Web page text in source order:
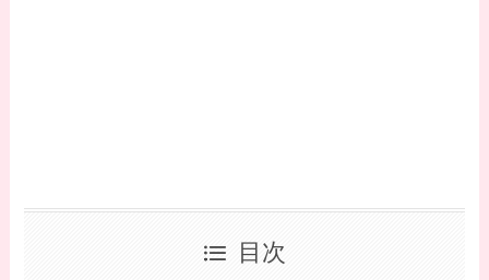
目次